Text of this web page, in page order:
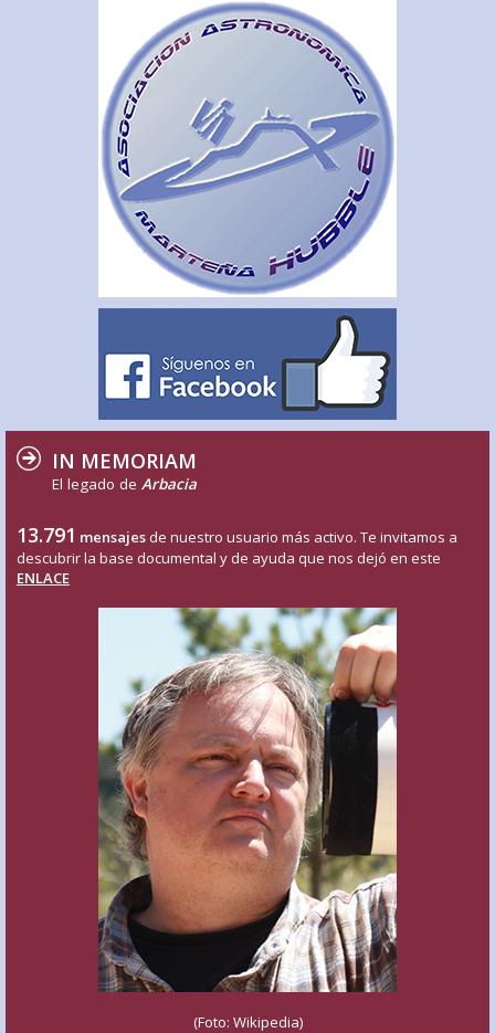
IN MEMORIAM
El legado de Arbacia
13.791 mensajes de nuestro usuario más activo. Te invitamos a
descubrir la base documental y de ayuda que nos dejó en este
ENLACE
(Foto: Wikipedia)